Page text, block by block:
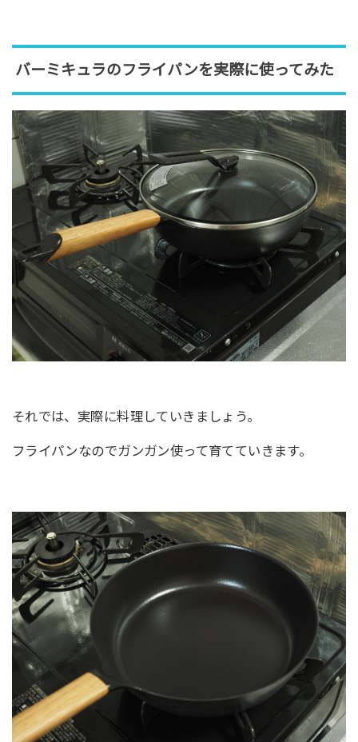
バーミキュラのフライパンを実際に使ってみた
それでは、実際に料理していきましょう。
フライパンなのでガンガン使って育てていきます。